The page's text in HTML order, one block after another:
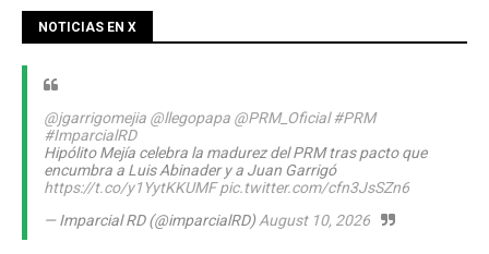
NOTICIAS EN X
@jgarrigomejia @llegopapa @PRM_Oficial #PRM
#ImparcialRD
Hipólito Mejía celebra la madurez del PRM tras pacto que
encumbra a Luis Abinader y a Juan Garrigó
https://t.co/y1YytKKUMF pic.twitter.com/cfn3JsSZn6
— Imparcial RD (@imparcialRD)August 10, 2026